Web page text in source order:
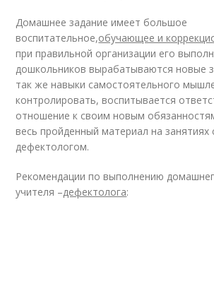
Домашнее задание имеет большое
воспитательное,обучающее и
при правильной организации его
дошкольников вырабатываются новые
так же навыки самостоятельного
контролировать, воспитывается
отношение к своим новым
весь пройденный материал на занятиях
дефектологом.
Рекомендации по выполнению
учителя –дефектолога: